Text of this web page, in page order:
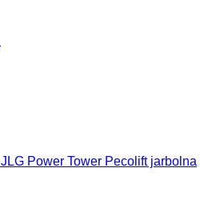
JLG Power Tower Pecolift jarbolna